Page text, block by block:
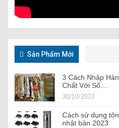
Sản Phẩm Mới
3 Cách Nhập
Chất Với Số…
30/10/2023
Cách sử dụng
nhật bản 2023